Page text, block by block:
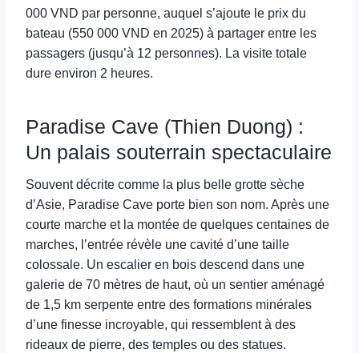
000 VND par personne, auquel s’ajoute le prix du
bateau (550 000 VND en 2025) à partager entre les
passagers (jusqu’à 12 personnes). La visite totale
dure environ 2 heures.
Paradise Cave (Thien Duong) :
Un palais souterrain spectaculaire
Souvent décrite comme la plus belle grotte sèche
d’Asie, Paradise Cave porte bien son nom. Après une
courte marche et la montée de quelques centaines de
marches, l’entrée révèle une cavité d’une taille
colossale. Un escalier en bois descend dans une
galerie de 70 mètres de haut, où un sentier aménagé
de 1,5 km serpente entre des formations minérales
d’une finesse incroyable, qui ressemblent à des
rideaux de pierre, des temples ou des statues.